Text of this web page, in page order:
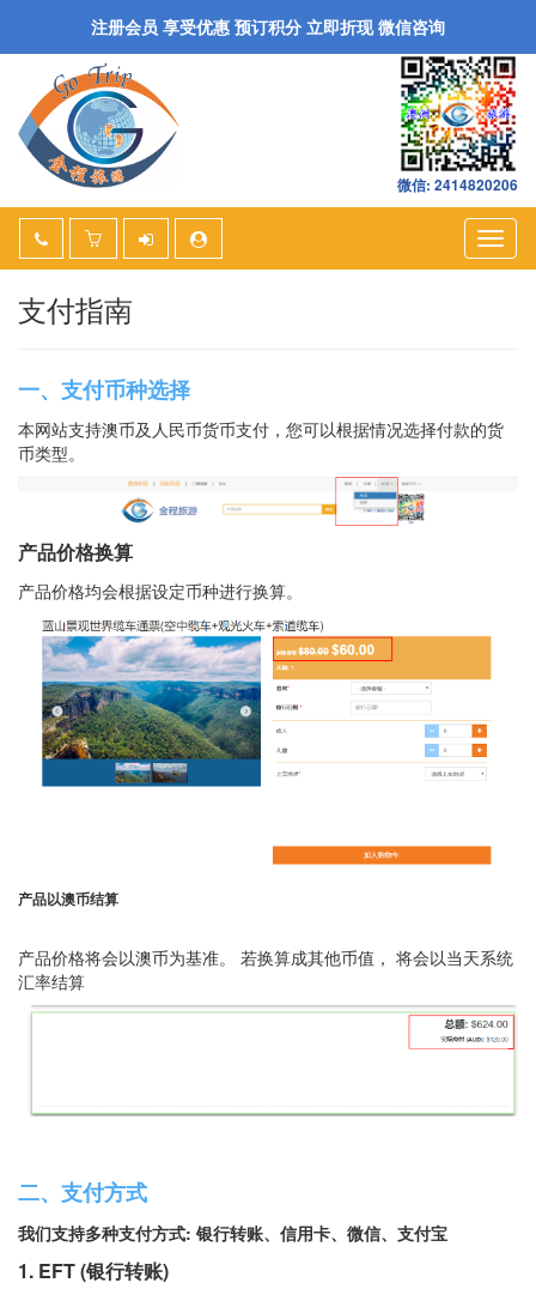
注册会员 享受优惠 预订积分 立即折现 微信咨询
微信: 2414820206
支付指南
一、支付币种选择
本网站支持澳币及人民币货币支付，您可以根据情况选择付款的货
币类型。
产品价格换算
产品价格均会根据设定币种进行换算。
产品以澳币结算
产品价格将会以澳币为基准。 若换算成其他币值， 将会以当天系统
汇率结算
二、支付方式
我们支持多种支付方式: 银行转账、信用卡、微信、支付宝
1. EFT (银行转账)